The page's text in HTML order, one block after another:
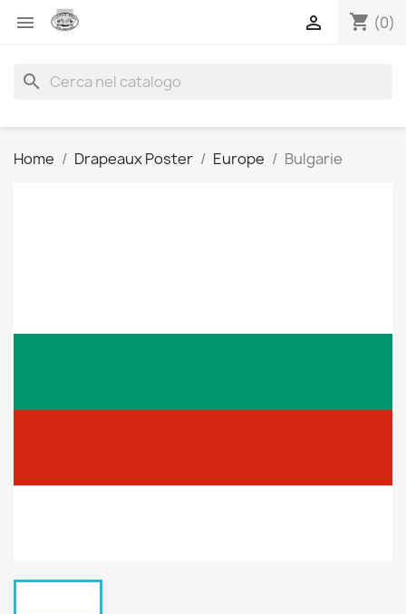
 shopping_cart (0)

search
Home Drapeaux Poster Europe Bulgarie